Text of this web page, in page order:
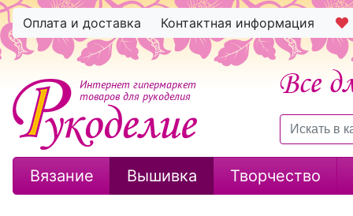
Оплата и доставка Контактная информация
Интернет гипермаркет
товаров для рукоделия
Вязание Вышивка Творчество